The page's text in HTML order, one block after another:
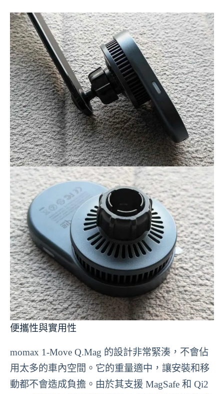
便攜性與實用性
momax 1-Move Q.Mag 的設計非常緊湊，不會佔
用太多的車內空間。它的重量適中，讓安裝和移
動都不會造成負擔。由於其支援 MagSafe 和 Qi2